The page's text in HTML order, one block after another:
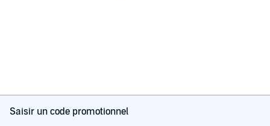
Saisir un code promotionnel